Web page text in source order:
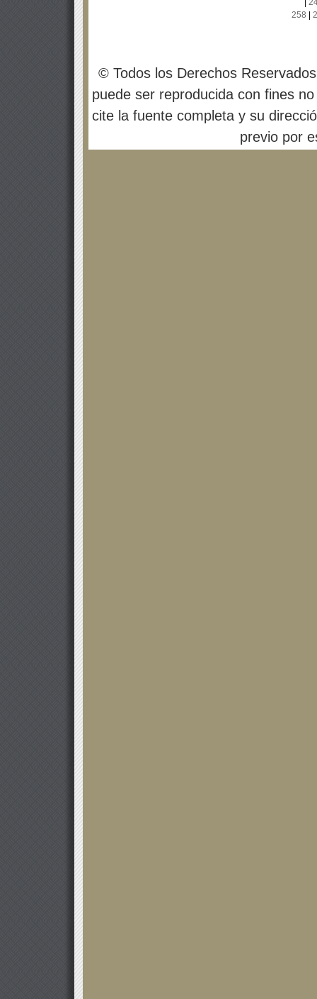
258
© Todos los Derechos
puede ser reproducida con fines
cite la fuente completa y su
previo por